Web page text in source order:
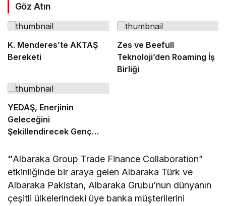
Göz Atın
K. Menderes’te AKTAŞ
Bereketi
Zes ve Beefull
Teknoloji’den Roaming İş
Birliği
YEDAŞ, Enerjinin
Geleceğini
Şekillendirecek Genç
“Albaraka Group Trade Finance Collaboration”
etkinliğinde bir araya gelen Albaraka Türk ve
Albaraka Pakistan, Albaraka Grubu’nun dünyanın
çeşitli ülkelerindeki üye banka müşterilerini